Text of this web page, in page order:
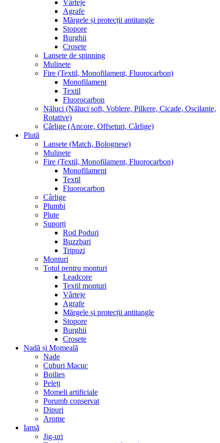
Vârteje
Agrafe
Mărgele și protecții antitangle
Stopore
Burghii
Crosete
Lansete de spinning
Mulinete
Fire (Textil, Monofilament, Fluorocarbon)
Monofilament
Textil
Fluorocarbon
Năluci (Năluci soft, Voblere, Pilkere, Cicade, Oscilante,
Rotative)
Cârlige (Ancore, Offseturi, Cârlige)
Plută
Lansete (Match, Bolognese)
Mulinete
Fire (Textil, Monofilament, Fluorocarbon)
Monofilament
Textil
Fluorocarbon
Cârlige
Plumbi
Plute
Suporți
Rod Poduri
Buzzbari
Tripozi
Monturi
Totul pentru monturi
Leadcore
Textil monturi
Vârteje
Agrafe
Mărgele și protecții antitangle
Stopore
Burghii
Crosete
Nadă și Momeală
Nade
Cuburi Macuc
Boilies
Peleți
Momeli artificiale
Porumb conservat
Dipuri
Arome
Iarnă
Jig-uri